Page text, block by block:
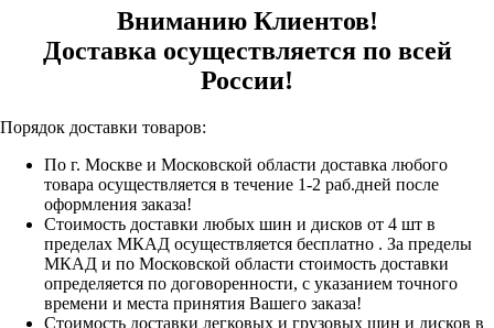
Вниманию Клиентов!
Доставка осуществляется по всей
России!
Порядок доставки товаров:
По г. Москве и Московской области доставка любого
товара осуществляется в течение 1-2 раб.дней после
оформления заказа!
Стоимость доставки любых шин и дисков от 4 шт в
пределах МКАД осуществляется бесплатно . За пределы
МКАД и по Московской области стоимость доставки
определяется по договоренности, с указанием точного
времени и места принятия Вашего заказа!
Стоимость доставки легковых и грузовых шин и дисков в